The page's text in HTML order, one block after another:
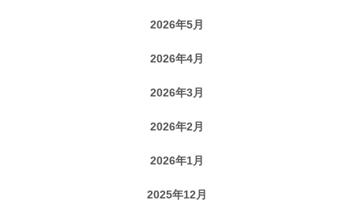
2026年5月
2026年4月
2026年3月
2026年2月
2026年1月
2025年12月